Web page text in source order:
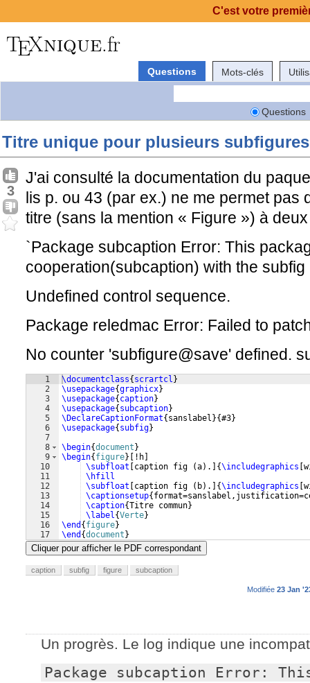
Questions Mots-clés
Questions
Titre unique pour plusieurs
3
J'ai consulté la documentation du
lis p. ou 43 (par ex.) ne me permet pas
titre (sans la mention « Figure ») à
`Package subcaption Error: This
cooperation(subcaption) with the
Undefined control sequence.
Package reledmac Error: Failed to
No counter 'subfigure@save' defined.
1
2
3
4
5
6
7
8
9
10
11
12
13
14
15
16
17
\documentclass{ scrartcl }
\usepackage{graphicx}
\usepackage{ caption}
\usepackage{ subcaption}
\DeclareCaptionFormat{ sanslabel }{#3}
\usepackage{ subfig}
\begin{document }
\begin{ figure} !h
\subfloat
caption fig (a) . {\includegraphics
\hfill
\subfloat
caption fig ( b) . {\includegraphics
\captionsetup{
\caption{Titre commun}
\label{Verte}
\end { figure}
\end {document }
Cliquer pour afficher le PDF correspondant
caption subfig figure subcaption
Modifiée 23 Jan
Un progrès. Le log indique une
Package subcaption Error:
C'est votre